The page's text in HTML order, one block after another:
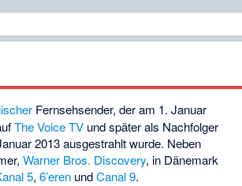
Fernsehsender, der am 1. Januar
The Voice TV und später als Nachfolger
2013 ausgestrahlt wurde. Neben
Warner Bros. Discovery, in Dänemark
5,6’eren undCanal 9.